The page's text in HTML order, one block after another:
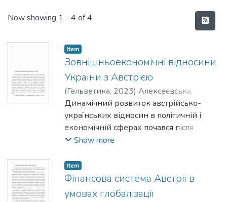
Recent Submissions
Now showing 1 - 4 of 4
Item
Зовнішньоекономічні відносини
України з Австрією
(Гельветика, 2023) Алексеєвська,
Галина Сергіївна;Alekseievska, Halyna S.
Динамічний розвиток австрійсько-
українських відносин в політичній і
економічній сферах почався після
проголошення незалежності України 24
високою інтенсивністю і зараз, адже
країна-партнер одна з перших
прийняла суверенітет України. Саме
Show more
Item
Фінансова система Австрії в
умовах глобалізації